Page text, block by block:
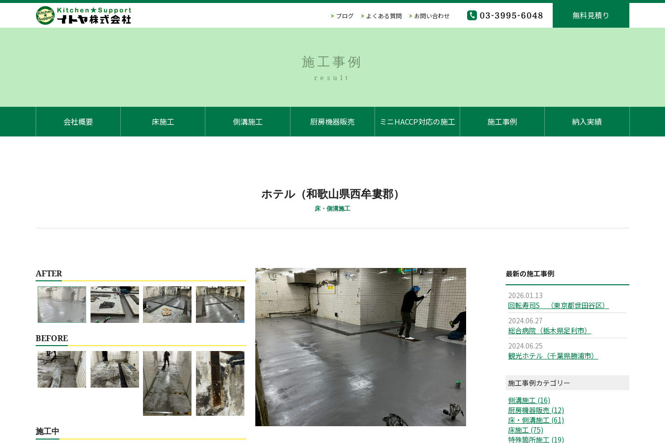
ブログ よくある質問 お問い合わせ 無料見積り
施工事例
result
会社概要 床施工 側溝施工 厨房機器販売 ミニHACCP対応の施工 施工事例 納入実績
ホテル（和歌山県西牟婁郡）
床・側溝施工
AFTER
BEFORE
施工中
最新の施工事例
2026.01.13
回転寿司S （東京都世田谷区）
2024.06.27
総合病院（栃木県足利市）
2024.06.25
観光ホテル（千葉県勝浦市）
施工事例カテゴリー
側溝施工 (16)
厨房機器販売 (12)
床・側溝施工 (61)
床施工 (75)
特殊箇所施工 (19)